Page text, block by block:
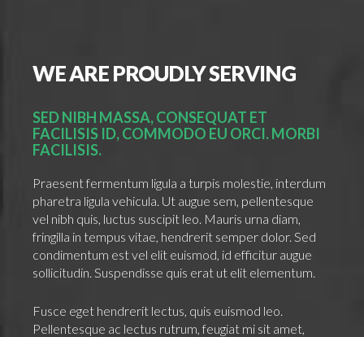
WEAREPROUDLYSERVING
SED NIBH MASSA, CONSEQUAT ET
FACILISIS ID, COMMODO EU ORCI. MORBI
FACILISIS.
Praesent fermentum ligula a turpis molestie, interdum
pharetra ligula vehicula. Ut augue sem, pellentesque
vel nibh quis, luctus suscipit leo. Mauris urna diam,
fringilla in tempus vitae, hendrerit semper dolor. Sed
condimentum est vel elit euismod, id efficitur augue
sollicitudin. Suspendisse quis erat ut elit elementum.
Fusce eget hendrerit lectus, quis euismod leo.
Pellentesque ac lectus rutrum, feugiat mi sit amet,